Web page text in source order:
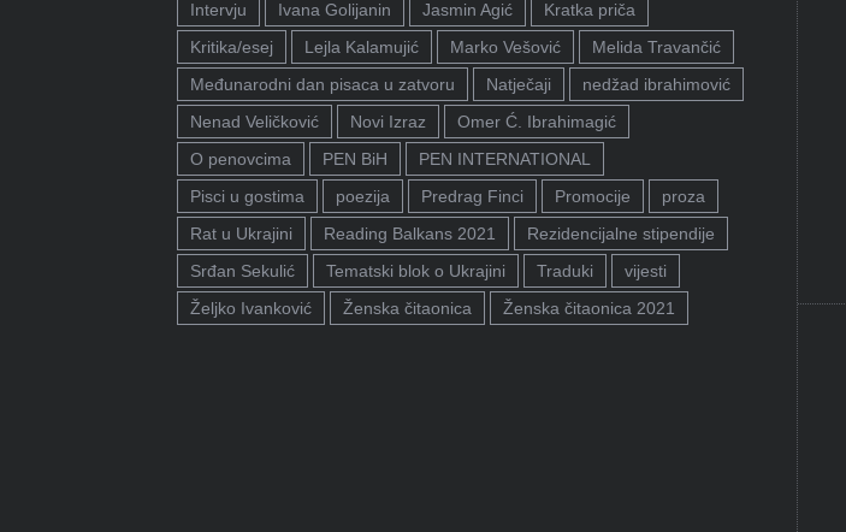
Intervju
Ivana Golijanin Jasmin Agić
Kratka priča
Kritika/esej
Lejla Kalamujić Marko Vešović
Melida Travančić
Međunarodni dan pisaca u zatvoru
Natječaji
nedžad ibrahimović
Nenad Veličković
Novi Izraz
Omer Ć. Ibrahimagić
O penovcima
PEN BiH
PEN INTERNATIONAL
Pisci u gostima
poezija Predrag Finci Promocije
proza
Rat u Ukrajini
Reading Balkans 2021
Rezidencijalne stipendije
Srđan Sekulić
Tematski blok o Ukrajini Traduki
vijesti
Željko Ivanković
Ženska čitaonica Ženska čitaonica 2021